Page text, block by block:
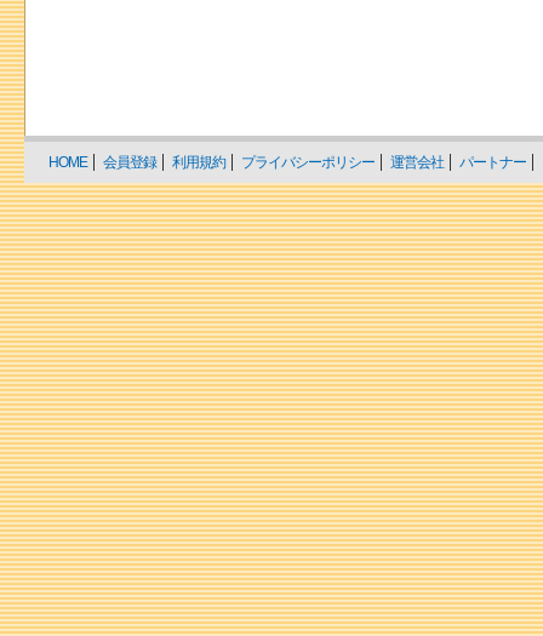
HOME 会員登録 利用規約 プライバシーポリシー 運営会社 パートナー